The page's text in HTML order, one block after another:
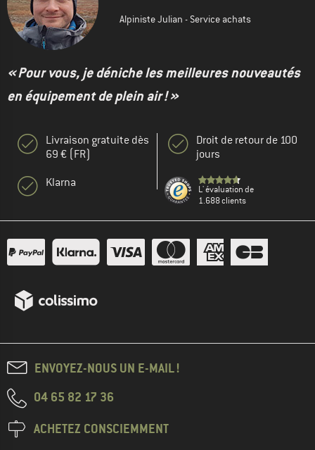
Alpiniste Julian - Service achats
« Pour vous, je déniche les meilleures nouveautés
en équipement de plein air ! »
Livraison gratuite dès
69 € (FR)
Klarna
Droit de retour de 100
jours
L' évaluation de
1.688 clients
ENVOYEZ-NOUS UN E-MAIL !
04 65 82 17 36
ACHETEZ CONSCIEMMENT